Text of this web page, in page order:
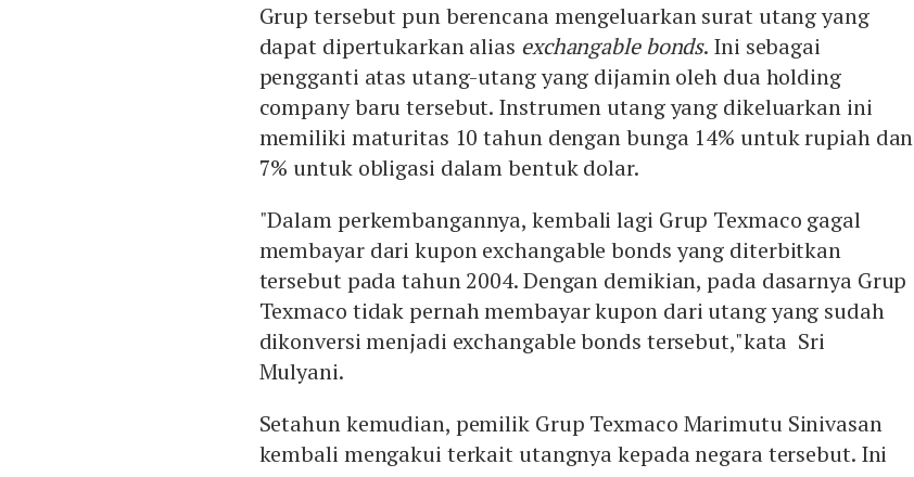
Grup tersebut pun berencana mengeluarkan surat utang yang
dapat dipertukarkan alias exchangable bonds. Ini sebagai
pengganti atas utang-utang yang dijamin oleh dua holding
company baru tersebut. Instrumen utang yang dikeluarkan ini
memiliki maturitas 10 tahun dengan bunga 14% untuk rupiah dan
7% untuk obligasi dalam bentuk dolar.
"Dalam perkembangannya, kembali lagi Grup Texmaco gagal
membayar dari kupon exchangable bonds yang diterbitkan
tersebut pada tahun 2004. Dengan demikian, pada dasarnya Grup
Texmaco tidak pernah membayar kupon dari utang yang sudah
dikonversi menjadi exchangable bonds tersebut,"kata Sri
Mulyani.
Setahun kemudian, pemilik Grup Texmaco Marimutu Sinivasan
kembali mengakui terkait utangnya kepada negara tersebut. Ini